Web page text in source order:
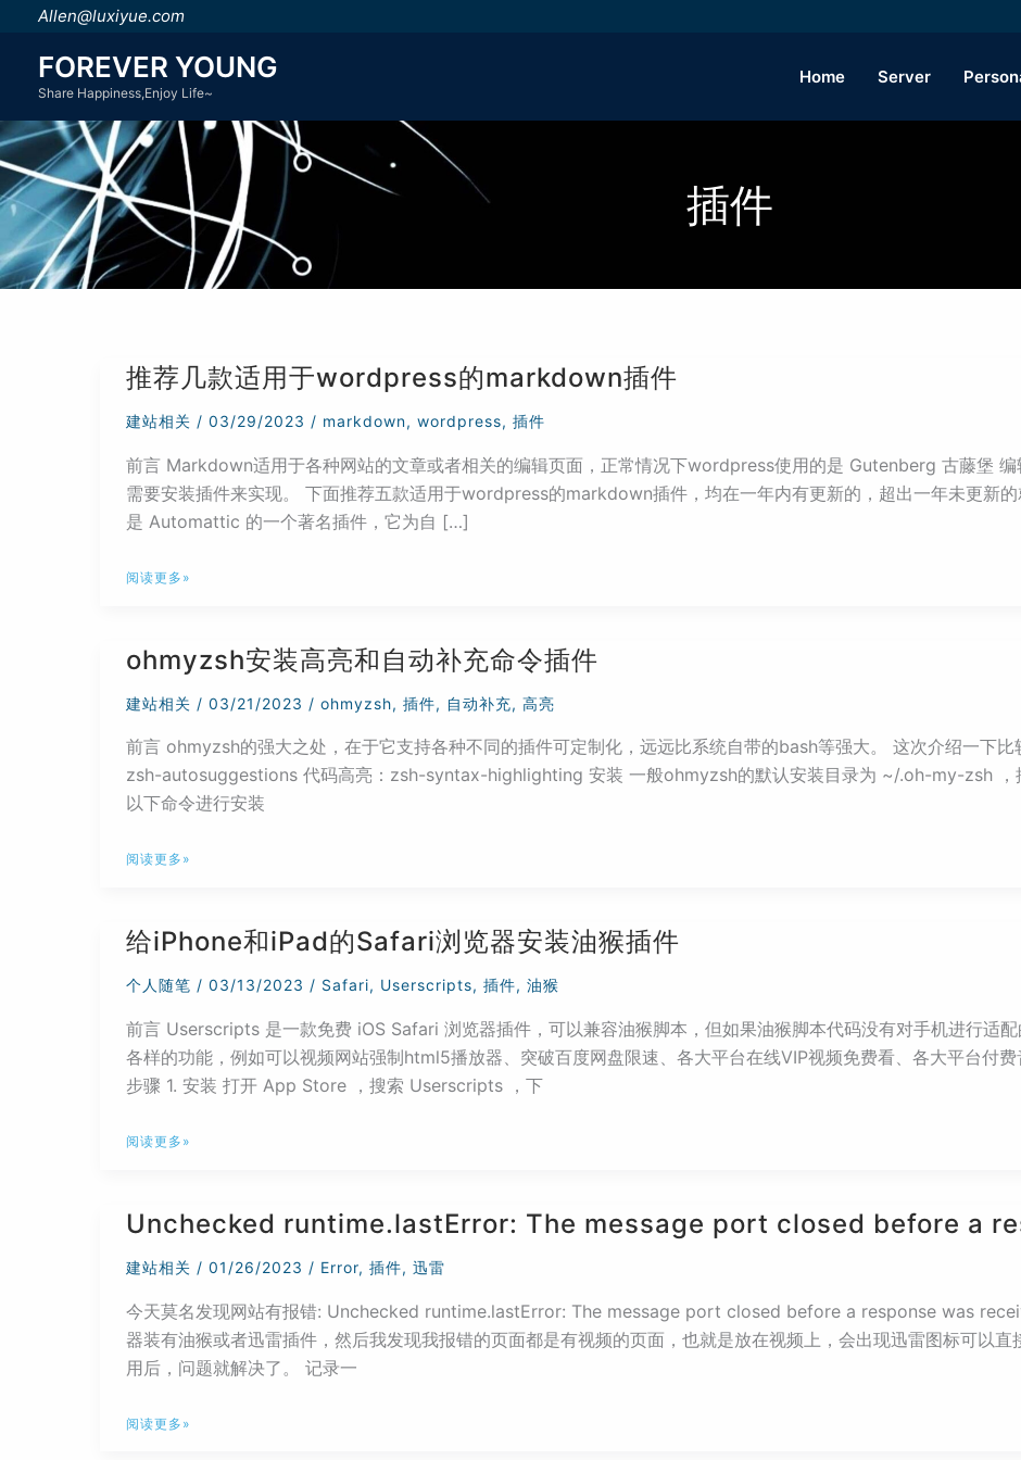
Allen@luxiyue.com
FOREVER YOUNG
Share Happiness,Enjoy Life~
Home Server
插件
推荐几款适用于wordpress的markdown插件
建站相关 / 03/29/2023 / markdown, wordpress, 插件
前言 Markdown适用于各种网站的文章或者相关的编辑页面，正常情况下wordpress使用的是 Gutenberg 古藤堡
需要安装插件来实现。 下面推荐五款适用于wordpress的markdown插件，均在一年内有更新的，超出一年未更新
是 Automattic 的一个著名插件，它为自 […]
推
款
于
wordpress
的
插
阅读更多»
ohmyzsh安装高亮和自动补充命令插件
建站相关 / 03/21/2023 / ohmyzsh, 插件, 自动补充, 高亮
前言 ohmyzsh的强大之处，在于它支持各种不同的插件可定制化，远远比系统自带的bash等强大。 这次介绍一下比
zsh-autosuggestions 代码高亮：zsh-syntax-highlighting 安装 一般ohmyzsh的默认安装目录为 ~/.oh-my-zsh
以下命令进行安装
ohmyzsh
高
自
动
补
命
件
阅读更多»
给iPhone和iPad的Safari浏览器安装油猴插件
个人随笔 / 03/13/2023 / Safari, Userscripts, 插件, 油猴
前言 Userscripts 是一款免费 iOS Safari 浏览器插件，可以兼容油猴脚本，但如果油猴脚本代码没有对手机进行适
各样的功能，例如可以视频网站强制html5播放器、突破百度网盘限速、各大平台在线VIP视频免费看、各大平台付费
步骤 1. 安装 打开 App Store ，搜索 Userscripts ，下
给
iPad
浏
览
器
装
阅读更多»
Unchecked runtime.lastError: The message port closed before a
建站相关 / 01/26/2023 / Error, 插件, 迅雷
今天莫名发现网站有报错: Unchecked runtime.lastError: The message port closed before a response was
器装有油猴或者迅雷插件，然后我发现我报错的页面都是有视频的页面，也就是放在视频上，会出现迅雷图标可以
用后，问题就解决了。 记录一
Unchecked
阅读更多»